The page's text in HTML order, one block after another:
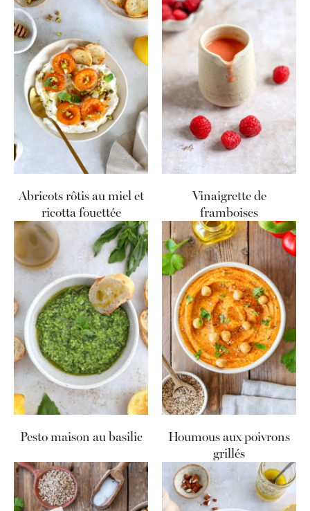
Abricots rôtis au miel et
ricotta fouettée
Vinaigrette de
framboises
Pesto maison au basilic
Houmous aux poivrons
grillés